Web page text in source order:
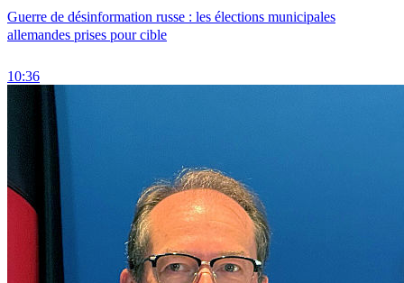
Guerre de désinformation russe : les élections municipales
allemandes prises pour cible
10:36